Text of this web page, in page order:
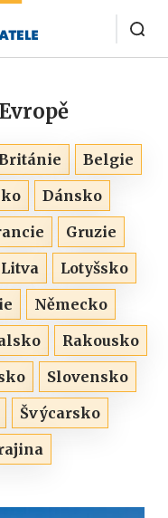
Belgie
Dánsko
Gruzie
Litva
Lotyšsko
Německo
Rakousko
Slovensko
Švýcarsko